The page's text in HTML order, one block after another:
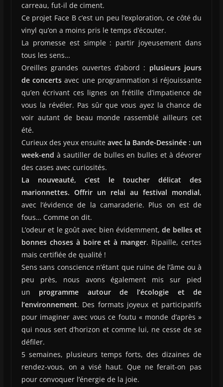
carreau, fut-il de ciment.
Ce projet Face B c’est un peu l’exploration, ce côté du
vinyl qu’on a moins pris le temps d’écouter.
La promesse est simple : partir joyeusement dans
tous les sens…
Oreilles grandes ouvertes d’abord : plusieurs jours
de concertsavec une programmation si réjouissante
qu’en écrivant ces lignes on frétille d’impatience de
vous la révéler. Pas sûr que vous ayez la chance de
voir autant de beau monde rassemblé ailleurs cet
été.
Curieux des yeux ensuite avec la Bande-Dessinée : un
week-end à sautiller de bulles en bulles et à dévorer
des cases avec curiosités.
La nouveauté, c’est le toucher délicat des
marionnettes. Offrir un relai au festival mondial,
avec l’évidence de la camaraderie. Plus on est de
fous… Comme on dit.
L’odeur et le goût avec bien évidemment,de belles et
bonnes choses à boire et à manger. Ripaille, certes
mais certifiée de qualité !
Sens sans conscience n’étant que ruine de l’âme ou à
peu près, nous avons également mis sur pied
un programme autour de l’écologie et de
l’environnement. Des formats joyeux et participatifs
pour imaginer avec vous ce foutu « monde d’après »
qui nous sert d’horizon et comme lui, ne cesse de se
défiler.
5 semaines, plusieurs temps forts, des dizaines de
rendez-vous, on a visé haut. Que ne ferait-on pas
pour convoquer l’énergie de la joie.